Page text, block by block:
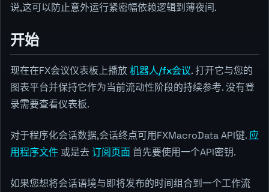
说,这可以防止意外运行紧密幅依赖逻辑到薄夜间.
开始
现在在FX会议仪表板上播放机器人/fx会议. 打开它与您的
图表平台并保持它作为当前流动性阶段的持续参考. 没有登
录需要查看仪表板.
对于程序化会话数据,会话终点可用FXMacroData API键. 应
用程序文件 或是去订阅页面 首先要使用一个API密钥.
如果您想将会话语境与即将发布的时间组合到一个工作流